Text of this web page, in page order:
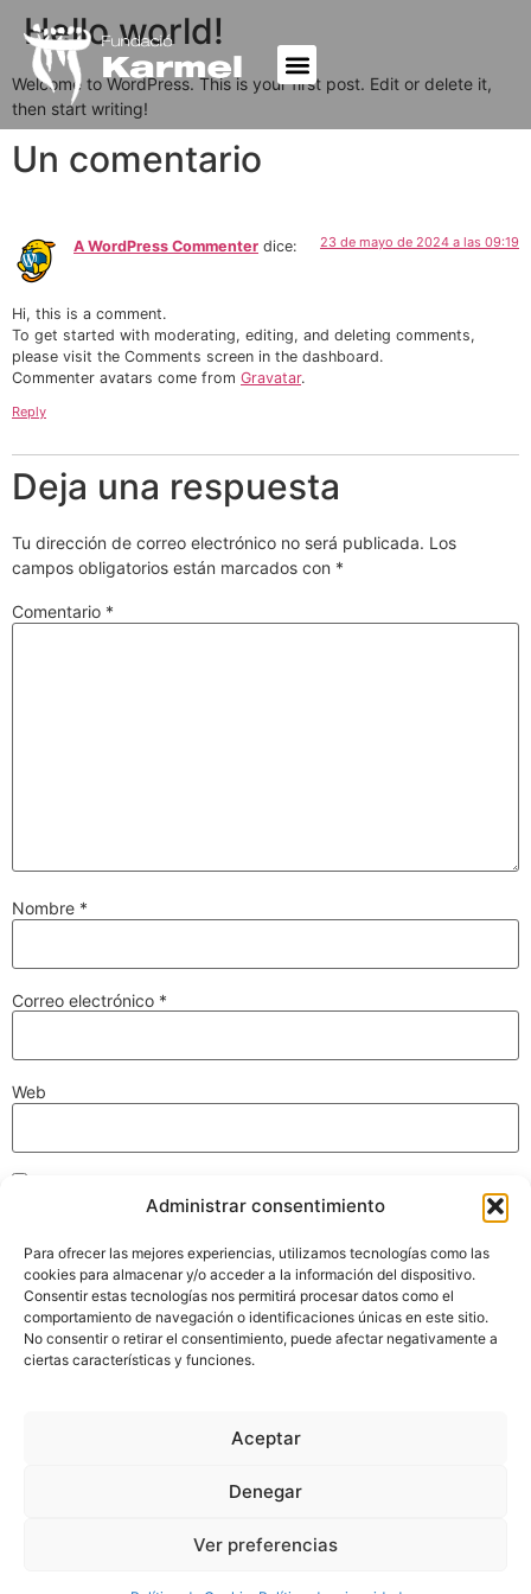
Administrar consentimiento
Para ofrecer las mejores experiencias, utilizamos tecnologías como las
cookies para almacenar y/o acceder a la información del dispositivo.
Consentir estas tecnologías nos permitirá procesar datos como el
comportamiento de navegación o identificaciones únicas en este sitio.
No consentir o retirar el consentimiento, puede afectar negativamente a
ciertas características y funciones.
Aceptar
Denegar
Ver preferencias
Hello world!
Welcome to WordPress. This is your first post. Edit or delete it,
then start writing!
Un comentario
A WordPress Commenter dice: 23 de mayo de 2024 a las 09:19
Hi, this is a comment.
To get started with moderating, editing, and deleting comments,
please visit the Comments screen in the dashboard.
Commenter avatars come from Gravatar.
Reply
Deja una respuesta
Tu dirección de correo electrónico no será publicada. Los
campos obligatorios están marcados con *
Comentario *
Nombre *
Correo electrónico *
Web
Guarda mi nombre, correo electrónico y web en este navegador
para la próxima vez que comente.
C/ Francesc
08225 Terrassa
info@fundaciokarmel.org